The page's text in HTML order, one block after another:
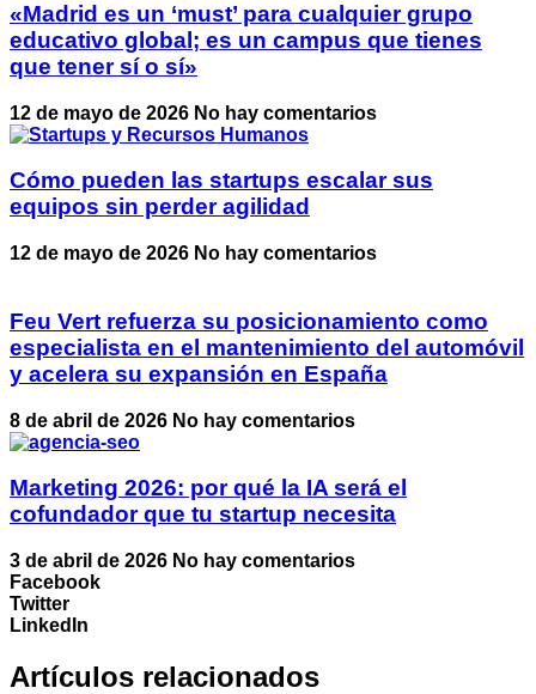
«Madrid es un ‘must’ para cualquier grupo
educativo global; es un campus que tienes
que tener sí o sí»
12 de mayo de 2026 No hay comentarios
Cómo pueden las startups escalar sus
equipos sin perder agilidad
12 de mayo de 2026 No hay comentarios
Feu Vert refuerza su posicionamiento como
especialista en el mantenimiento del automóvil
y acelera su expansión en España
8 de abril de 2026 No hay comentarios
Marketing 2026: por qué la IA será el
cofundador que tu startup necesita
3 de abril de 2026 No hay comentarios
Facebook
Twitter
LinkedIn
Artículos relacionados